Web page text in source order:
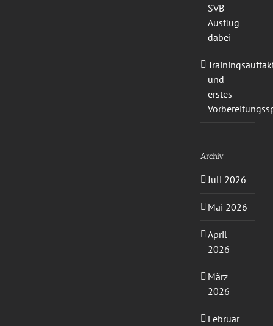
SVB-
Ausflug
dabei
und
erstes
Archiv
Juli 2026
Mai 2026
April
2026
März
2026
Februar